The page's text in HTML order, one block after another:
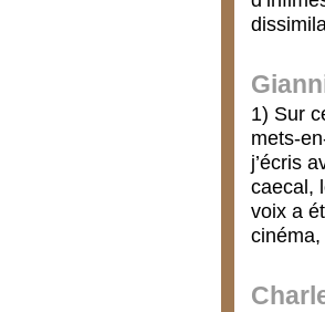
1) Sur
mets-
j’écris
caecal,
voix a